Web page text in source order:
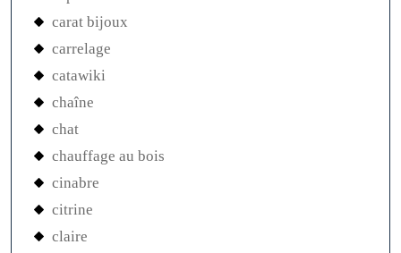
carat bijoux
carrelage
catawiki
chaîne
chat
chauffage au bois
cinabre
citrine
claire